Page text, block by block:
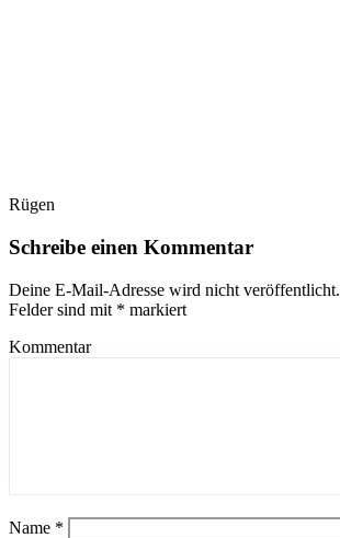
Rügen
Schreibe einen Kommentar
Deine E-Mail-Adresse wird nicht veröffentlicht.
Felder sind mit * markiert
Kommentar
Name *